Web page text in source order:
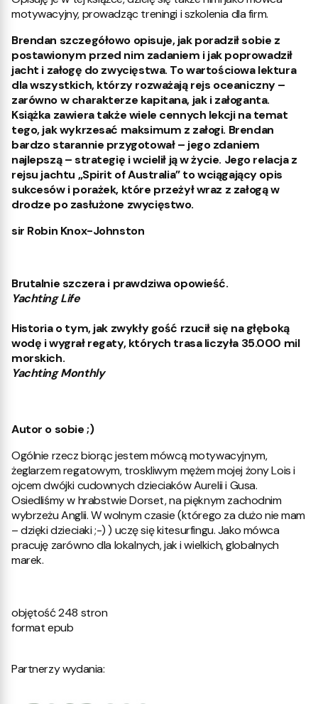
motywacyjny, prowadząc treningi i szkolenia dla firm.
Brendan szczegółowo opisuje, jak poradził sobie z
postawionym przed nim zadaniem i jak poprowadził
jacht i załogę do zwycięstwa. To wartościowa lektura
dla wszystkich, którzy rozważają rejs oceaniczny –
zarówno w charakterze kapitana, jak i załoganta.
Książka zawiera także wiele cennych lekcji na temat
tego, jak wykrzesać maksimum z załogi. Brendan
bardzo starannie przygotował – jego zdaniem
najlepszą – strategię i wcielił ją w życie. Jego relacja z
rejsu jachtu „Spirit of Australia” to wciągający opis
sukcesów i porażek, które przeżył wraz z załogą w
drodze po zasłużone zwycięstwo.
sir Robin Knox-Johnston
Brutalnie szczera i prawdziwa opowieść.
Yachting Life
Historia o tym, jak zwykły gość rzucił się na głęboką
wodę i wygrał regaty, których trasa liczyła 35.000 mil
morskich.
Yachting Monthly
Autor o sobie ;)
Ogólnie rzecz biorąc jestem mówcą motywacyjnym,
żeglarzem regatowym, troskliwym mężem mojej żony Lois i
ojcem dwójki cudownych dzieciaków Aurelii i Gusa.
Osiedliśmy w hrabstwie Dorset, na pięknym zachodnim
wybrzeżu Anglii. W wolnym czasie (którego za dużo nie mam
– dzięki dzieciaki ;-) ) uczę się kitesurfingu. Jako mówca
pracuję zarówno dla lokalnych, jak i wielkich, globalnych
marek.
objętość 248 stron
format epub
Partnerzy wydania: